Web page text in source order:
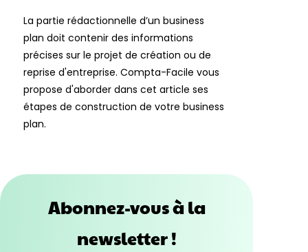
La partie rédactionnelle d’un business
plan doit contenir des informations
précises sur le projet de création ou de
reprise d'entreprise. Compta-Facile vous
propose d'aborder dans cet article ses
étapes de construction de votre business
plan.
Abonnez-vous à la
newsletter !